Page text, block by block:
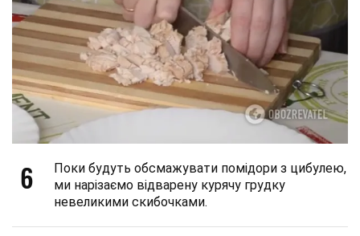
6
Поки будуть обсмажувати помідори з цибулею,
ми нарізаємо відварену курячу грудку
невеликими скибочками.